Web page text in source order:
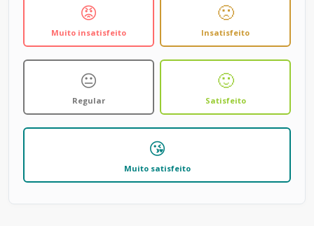
😡
Muito insatisfeito
🙁
Insatisfeito
😐
Regular
🙂
Satisfeito
😘
Muito satisfeito